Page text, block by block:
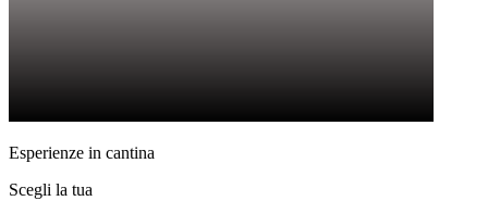
Esperienze in cantina
Scegli la tua